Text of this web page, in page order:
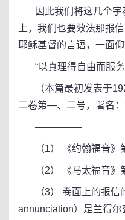
因此我们将这几个字
上，我们也要效法那报
耶稣基督的言语，一面
“以真理得自由而服务”
（本篇最初发表于
二卷第—、二号，署名：
───────
（1） 《约翰福音》
（2） 《马太福音》
（3） 卷面上的报信
annunciation）是兰得